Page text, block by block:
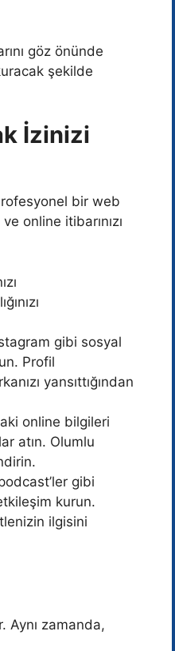
göz önünde
şekilde
İzinizi
bir web
online itibarınızı
gibi sosyal
Profil
yansıttığından
online bilgileri
atın. Olumlu
gibi
kurun.
ilgisini
Aynı zamanda,